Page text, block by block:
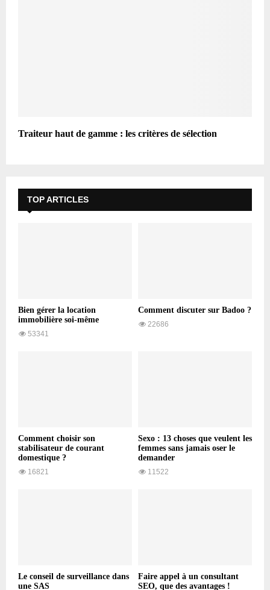
Traiteur haut de gamme : les critères de sélection
TOP ARTICLES
Bien gérer la location
immobilière soi-même
53341
Comment discuter sur Badoo ?
22686
Comment choisir son
stabilisateur de courant
domestique ?
16821
Sexo : 13 choses que veulent les
femmes sans jamais oser le
demander
11522
Le conseil de surveillance dans
une SAS
Faire appel à un consultant
SEO, que des avantages !